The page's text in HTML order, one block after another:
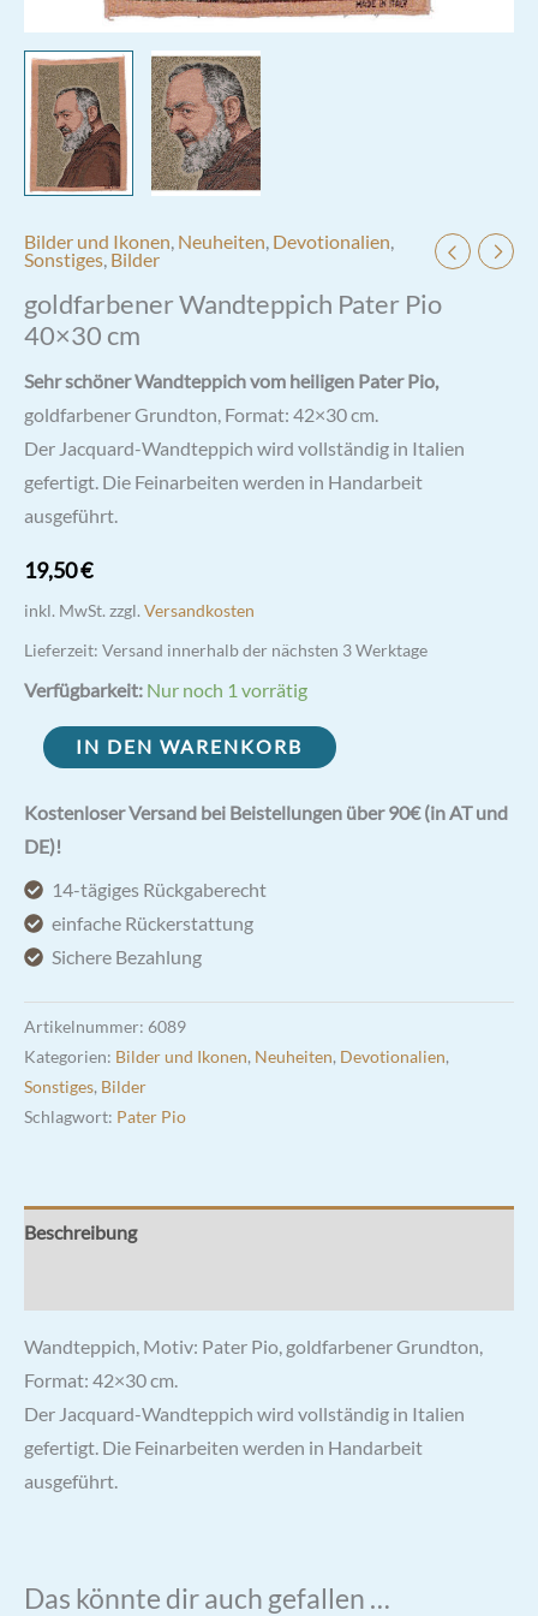
Bilder und Ikonen, Neuheiten, Devotionalien,
Sonstiges, Bilder
goldfarbener Wandteppich Pater Pio
40×30 cm
Sehr schöner Wandteppich vom heiligen Pater Pio,
goldfarbener Grundton, Format: 42×30 cm.
Der Jacquard-Wandteppich wird vollständig in Italien
gefertigt. Die Feinarbeiten werden in Handarbeit
ausgeführt.
19,50€
inkl. MwSt. zzgl. Versandkosten
Lieferzeit: Versand innerhalb der nächsten 3 Werktage
Verfügbarkeit: Nur noch 1 vorrätig
goldfarbener
Wandteppich
Pater
Pio
40x30
cm
Menge
IN DEN WARENKORB
Kostenloser Versand bei Beistellungen über 90€ (in AT und
DE)!
14-tägiges Rückgaberecht
einfache Rückerstattung
Sichere Bezahlung
Artikelnummer: 6089
Kategorien: Bilder und Ikonen, Neuheiten, Devotionalien,
Sonstiges, Bilder
Schlagwort: Pater Pio
Beschreibung
Wandteppich, Motiv: Pater Pio, goldfarbener Grundton,
Format: 42×30 cm.
Der Jacquard-Wandteppich wird vollständig in Italien
gefertigt. Die Feinarbeiten werden in Handarbeit
ausgeführt.
Das könnte dir auch gefallen …